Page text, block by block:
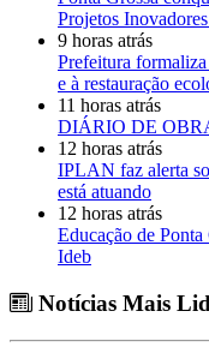
Projetos
9 horas atrás
Prefeitura
e à restauração
11 horas atrás
DIÁRIO DE
12 horas atrás
IPLAN faz alerta
está atuando
12 horas atrás
Educação de
Ideb
Notícias Mais